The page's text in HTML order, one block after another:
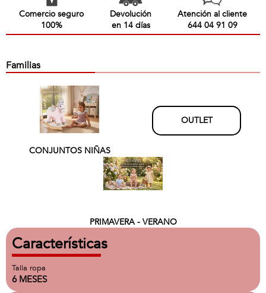
Comercio seguro
100%
Devolución
en 14 días
Atención al cliente
644 04 91 09
Familias
CONJUNTOS NIÑAS
OUTLET
PRIMAVERA - VERANO
Características
Talla ropa
6 MESES